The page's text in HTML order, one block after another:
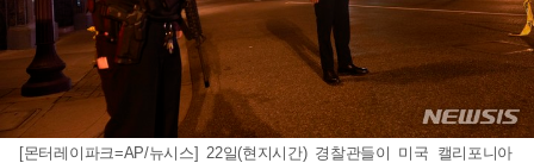
[몬터레이파크=AP/뉴시스] 22일(현지시간) 경찰관들이 미국 캘리포니아